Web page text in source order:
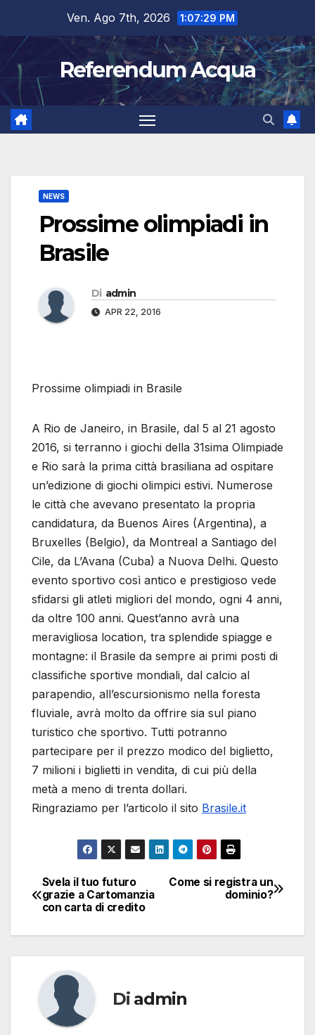
contenuto
Ven. Ago 7th, 2026 1:07:30 PM
Referendum Acqua
NEWS
Prossime olimpiadi in
Brasile
Di admin
APR 22, 2016
Prossime olimpiadi in Brasile
A Rio de Janeiro, in Brasile, dal 5 al 21 agosto
2016, si terranno i giochi della 31sima Olimpiade
e Rio sarà la prima città brasiliana ad ospitare
un’edizione di giochi olimpici estivi. Numerose
le città che avevano presentato la propria
candidatura, da Buenos Aires (Argentina), a
Bruxelles (Belgio), da Montreal a Santiago del
Cile, da L’Avana (Cuba) a Nuova Delhi. Questo
evento sportivo così antico e prestigioso vede
sfidarsi gli atleti migliori del mondo, ogni 4 anni,
da oltre 100 anni. Quest’anno avrà una
meravigliosa location, tra splendide spiagge e
montagne: il Brasile da sempre ai primi posti di
classifiche sportive mondiali, dal calcio al
parapendio, all’escursionismo nella foresta
fluviale, avrà molto da offrire sia sul piano
turistico che sportivo. Tutti potranno
partecipare per il prezzo modico del biglietto,
7 milioni i biglietti in vendita, di cui più della
metà a meno di trenta dollari.
Ringraziamo per l’articolo il sito Brasile.it
Navigazione
articoli
Come si registra un
dominio?
Svela il tuo futuro
grazie a Cartomanzia
con carta di credito
Di admin